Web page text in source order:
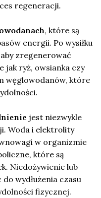
regeneracji.
, które są
energii. Po wysiłku
zregenerować
jak ryż, owsianka czy
węglowodanów, które
jest niezwykle
Woda i elektrolity
w organizmie
które są
Niedożywienie lub
wydłużenia czasu
fizycznej.